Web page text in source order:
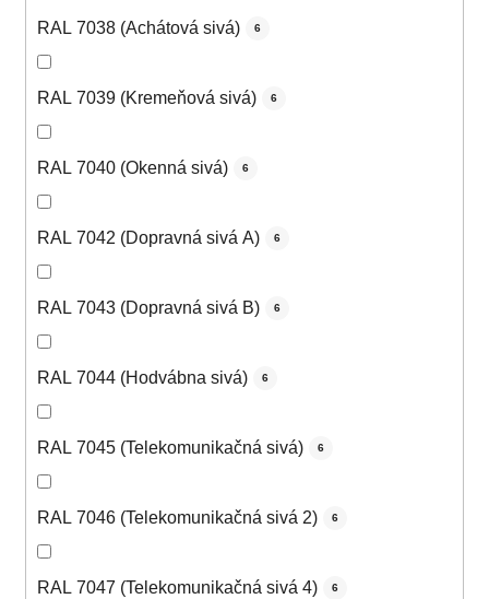
RAL 7038 (Achátová sivá) 6
RAL 7039 (Kremeňová sivá) 6
RAL 7040 (Okenná sivá) 6
RAL 7042 (Dopravná sivá A) 6
RAL 7043 (Dopravná sivá B) 6
RAL 7044 (Hodvábna sivá) 6
RAL 7045 (Telekomunikačná sivá) 6
RAL 7046 (Telekomunikačná sivá 2) 6
RAL 7047 (Telekomunikačná sivá 4) 6